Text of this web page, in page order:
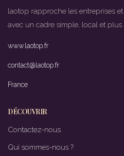
laotop rapproche les entreprises
avec un cadre simple, local et plus
www.laotop.fr
contact@laotop.fr
France
DÉCOUVRIR
Contactez-nous
Qui sommes-nous ?